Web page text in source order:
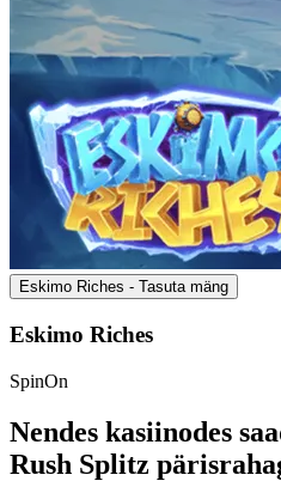
Eskimo Riches - Tasuta mäng
Eskimo Riches
SpinOn
Nendes kasiinodes
Rush Splitz